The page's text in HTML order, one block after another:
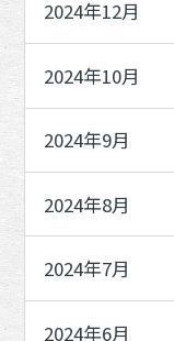
2024年12月
2024年10月
2024年9月
2024年8月
2024年7月
2024年6月